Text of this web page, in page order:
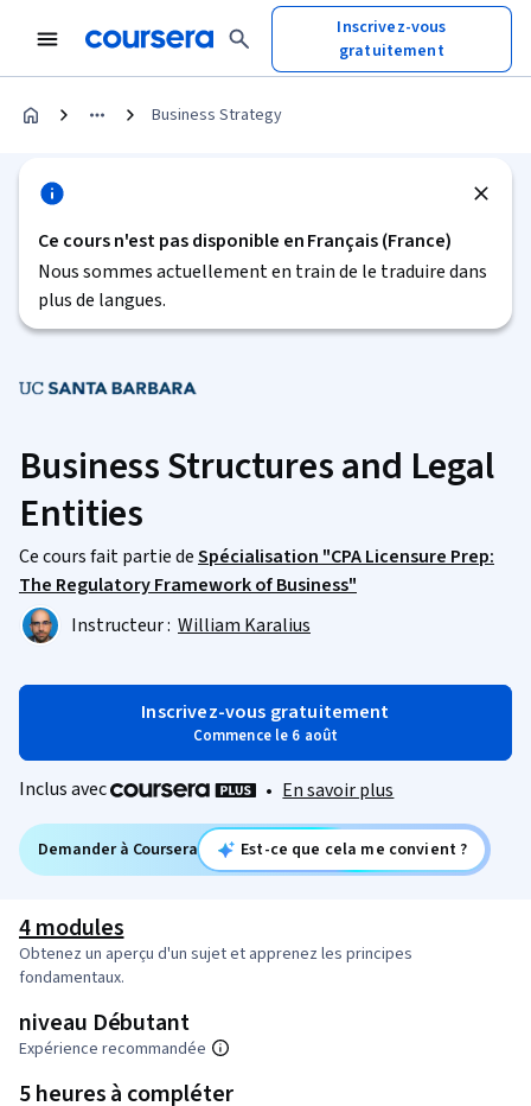
Inscrivez-vous
gratuitement
Business Strategy
Ce cours n'est pas disponible en Français (France)
Nous sommes actuellement en train de le traduire dans
plus de langues.
Business Structures and Legal
Entities
Ce cours fait partie deSpécialisation "CPA Licensure Prep:
The Regulatory Framework of Business"
Instructeur : William Karalius
Inscrivez-vous gratuitement
Commence le 6 août
Inclus avec • En savoir plus
Demander à Coursera Est-ce que cela me convient ?
4 modules
Obtenez un aperçu d'un sujet et apprenez les principes
fondamentaux.
niveau Débutant
Expérience recommandée
5 heures à compléter